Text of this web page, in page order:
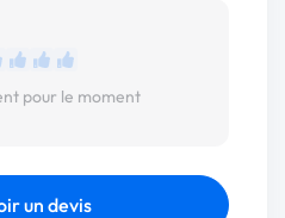
pour le moment
un devis